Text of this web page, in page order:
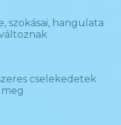
szokásai, hangulata
cselekedetek